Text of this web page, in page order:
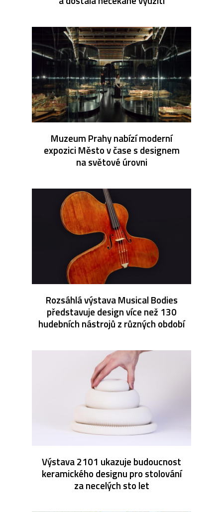
Muzeum Prahy nabízí moderní
expozici Město v čase s designem
na světové úrovni
Rozsáhlá výstava Musical Bodies
představuje design více než 130
hudebních nástrojů z různých období
Výstava 2101 ukazuje budoucnost
keramického designu pro stolování
za necelých sto let